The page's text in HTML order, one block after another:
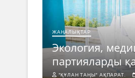
ЖАҢАЛЫҚТАР
Экология,
партияларды
"ҚҰЛАН ТАҢЫ" АҚПАРАТ.